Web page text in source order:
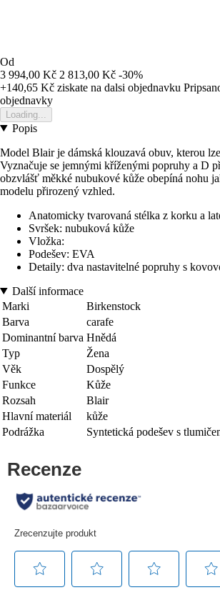
Od
3 994,00 Kč 2 813,00 Kč -30%
+140,65 Kč ziskate na dalsi objednavku
objednavky
Loading...
Popis
Model Blair je dámská klouzavá obuv, kterou
Vyznačuje se jemnými kříženými popruhy a D
obzvlášť měkké nubukové kůže obepíná nohu
modelu přirozený vzhled.
Anatomicky tvarovaná stélka z korku a
Svršek: nubuková kůže
Vložka:
Podešev: EVA
Detaily: dva nastavitelné popruhy s
Další informace
Marki
Birkenstock
Barva
carafe
Dominantní barva Hnědá
Typ
Žena
Věk
Dospělý
Funkce
Kůže
Rozsah
Blair
Hlavní materiál
kůže
Podrážka
Syntetická podešev s